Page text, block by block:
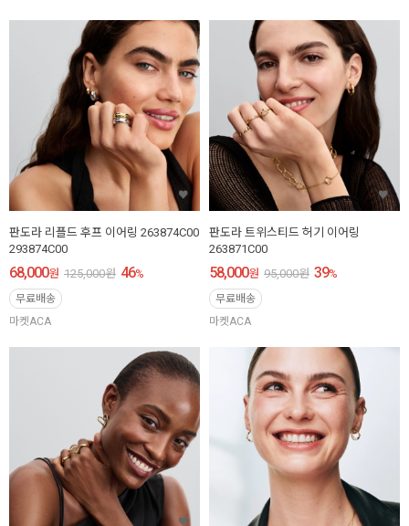
판도라 리플드 후프 이어링 263874C00
293874C00
68,000원 125,000원 46%
무료배송
마켓ACA
판도라 트위스티드 허기 이어링
263871C00
58,000원 95,000원 39%
무료배송
마켓ACA